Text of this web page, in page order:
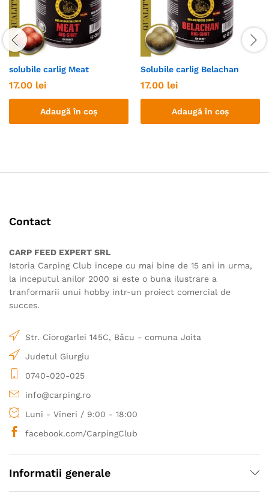
solubile carlig Meat
17.00 lei
Adaugă în coș
Solubile carlig Belachan
17.00 lei
Adaugă în coș
Contact
CARP FEED EXPERT SRL
Istoria Carping Club incepe cu mai bine de 15 ani in urma,
la inceputul anilor 2000 si este o buna ilustrare a
tranformarii unui hobby intr-un proiect comercial de
succes.
Str. Ciorogarlei 145C, Bâcu - comuna Joita
Judetul Giurgiu
0740-020-025
info@carping.ro
Luni - Vineri / 9:00 - 18:00
facebook.com/CarpingClub
Informatii generale